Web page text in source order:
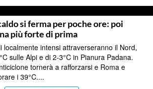
si ferma per poche ore: poi
più forte di prima
localmente intensi attraverseranno il Nord,
sulle Alpi e di 2-3°C in Pianura Padana.
tornerà a rafforzarsi e Roma e
i 39°C....